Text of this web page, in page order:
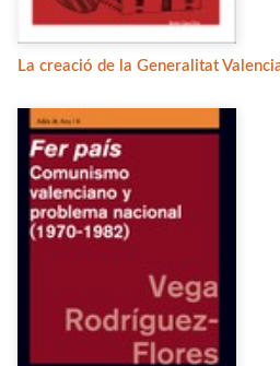
La creació de la Generalitat